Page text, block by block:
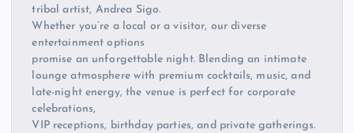
tribal artist, Andrea Sigo.
Whether you’re a local or a visitor, our diverse
entertainment options
promise an unforgettable night. Blending an intimate
lounge atmosphere with premium cocktails, music, and
late-night energy, the venue is perfect for corporate
celebrations,
VIP receptions, birthday parties, and private gatherings.